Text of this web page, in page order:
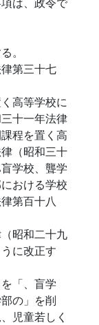
。
第三十七
高等学校に
十一年法律
程を置く高
（昭和三十
学校、聾学
おける学校
第百十八
昭和二十九
に改正す
「、盲学
の」を削
児童若しく